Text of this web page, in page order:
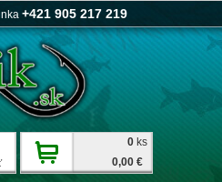
+421 905 217 219
0 ks
0,00 €